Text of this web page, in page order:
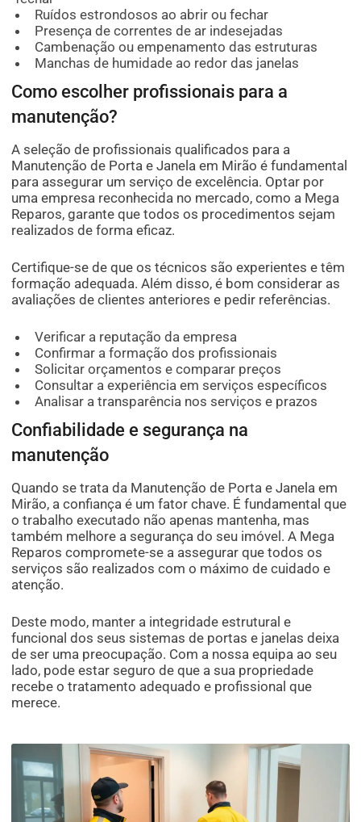
Ruídos estrondosos ao abrir ou fechar
Presença de correntes de ar indesejadas
Cambenação ou empenamento das estruturas
Manchas de humidade ao redor das janelas
Como escolher profissionais para a
manutenção?
A seleção de profissionais qualificados para a
Manutenção de Porta e Janela em Mirão é fundamental
para assegurar um serviço de excelência. Optar por
uma empresa reconhecida no mercado, como a Mega
Reparos, garante que todos os procedimentos sejam
realizados de forma eficaz.
Certifique-se de que os técnicos são experientes e têm
formação adequada. Além disso, é bom considerar as
avaliações de clientes anteriores e pedir referências.
Verificar a reputação da empresa
Confirmar a formação dos profissionais
Solicitar orçamentos e comparar preços
Consultar a experiência em serviços específicos
Analisar a transparência nos serviços e prazos
Confiabilidade e segurança na
manutenção
Quando se trata da Manutenção de Porta e Janela em
Mirão, a confiança é um fator chave. É fundamental que
o trabalho executado não apenas mantenha, mas
também melhore a segurança do seu imóvel. A Mega
Reparos compromete-se a assegurar que todos os
serviços são realizados com o máximo de cuidado e
atenção.
Deste modo, manter a integridade estrutural e
funcional dos seus sistemas de portas e janelas deixa
de ser uma preocupação. Com a nossa equipa ao seu
lado, pode estar seguro de que a sua propriedade
recebe o tratamento adequado e profissional que
merece.